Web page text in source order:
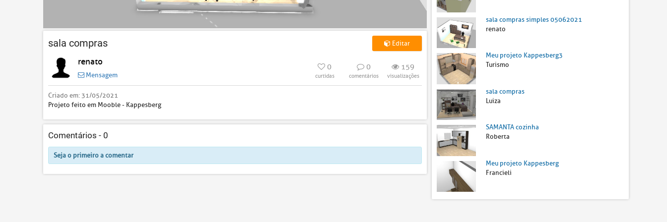
sala compras Editar
renato
Mensagem
0
curtidas
0
comentários
159
visualizações
Criado em: 31/05/2021
Projeto feito em Mooble - Kappesberg
Comentários - 0
Seja o primeiro a comentar
sala compras simples 05062021
renato
Meu projeto Kappesberg3
Turismo
sala compras
Luiza
SAMANTA cozinha
Roberta
Meu projeto Kappesberg
Francieli